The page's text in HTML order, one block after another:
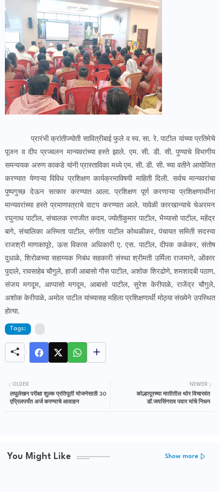
प्रारंभी क्रांतीज्योती सावित्रीबाई फुले व स्व. सा. रे. पाटील यांच्या प्रतिमेचे
पूजन व दीप प्रज्वलन मान्यवरांच्या हस्ते झाले. एम. सी. डी. सी. पुण्याचे विभागीय
समन्वयक अरुण काकडे यांनी प्रास्ताविका मध्ये एम. सी. डी. सी. च्या वतीने आयोजित
करण्यात येणाऱ्या विविध प्रशिक्षण कार्यक्रमाविषयी माहिती दिली. सर्वच मान्यवरांचा
पुष्पगुच्छ देऊन सत्कार करण्यात आला. प्रशिक्षण पूर्ण करणाऱ्या प्रशिक्षणार्थींना
मान्यवरांच्या हस्ते प्रमाणपत्राचे वाटप करण्यात आले. यावेळी कारखान्याचे चेअरमन
रघुनाथ पाटील, संचालक रणजीत कदम, ज्योतीकुमार पाटील, भैय्यासो पाटील, महेंद्र
बागे, संचालिका अस्मिता पाटील, संगीता पाटील कोथळीकर, पंचायत समिती सदस्या
राजश्री माणकापूरे, ऊस विकास अधिकारी ए. एस. पाटील, दीपक कळेकर, संतोष
दुधाळे, शिरोळच्या सहाय्यक निबंध सहकारी संस्था श्रीमती उर्मिला राजमाने, ओंकार
पुदाले, रावसाहेब चौगुले, हाजी आबासो गौस पाटील, अशोक शिरढोणे, शमशादबी पठाण,
संजय मगदूम, आप्पासो मगदूम, आबासो पाटील, सुरेश केरीपाळे, राजेंद्र चौगुले,
अशोक केरीपाळे, अमोल पाटील यांच्यासह महिला प्रशिक्षणार्थी मोठ्या संख्येने उपस्थित
होत्या.
Tags:
NEWER
कोल्हापूरच्या मातीतील थोर विचारवंत
डॉ.जयसिंगराव पवार यांचे निधन
OLDER
लघुलेखन परीक्षा शुल्क प्रतिपूर्ती योजनेसाठी 30
एप्रिलपर्यंत अर्ज करण्याचे आवाहन
You Might Like Show more